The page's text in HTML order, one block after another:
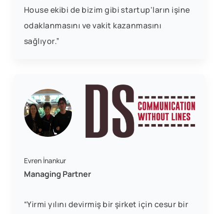
House ekibi de bizim gibi startup'ların işine
odaklanmasını ve vakit kazanmasını
sağlıyor.”
Evren İnankur
Managing Partner
“Yirmi yılını devirmiş bir şirket için cesur bir